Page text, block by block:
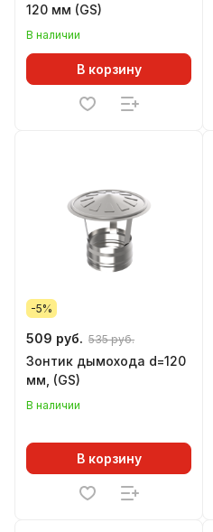
120 мм (GS)
В наличии
В корзину
-5%
509 руб. 535 руб.
Зонтик дымохода d=120
мм, (GS)
В наличии
В корзину